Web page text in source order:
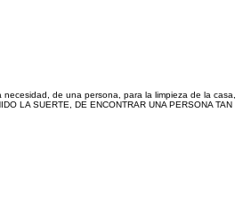
de una persona, para la limpieza de la casa,
LA SUERTE, DE ENCONTRAR UNA PERSONA TAN